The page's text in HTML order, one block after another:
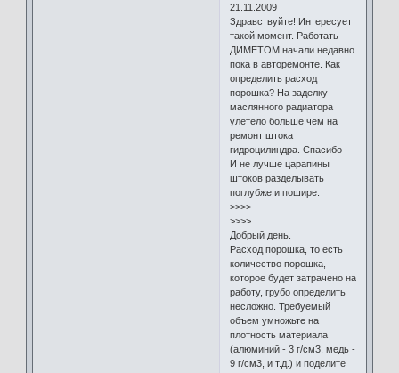
21.11.2009
Здравствуйте! Интересует
такой момент. Работать
ДИМЕТОМ начали недавно
пока в авторемонте. Как
определить расход
порошка? На заделку
маслянного радиатора
улетело больше чем на
ремонт штока
гидроцилиндра. Спасибо
И не лучше царапины
штоков разделывать
поглубже и пошире.
>>>>
>>>>
Добрый день.
Расход порошка, то есть
количество порошка,
которое будет затрачено на
работу, грубо определить
несложно. Требуемый
объем умножьте на
плотность материала
(алюминий - 3 г/см3, медь -
9 г/см3, и т.д.) и поделите